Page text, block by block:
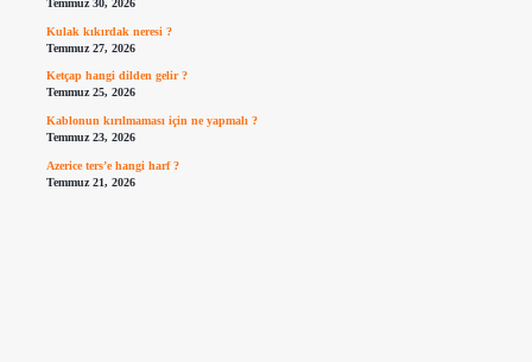
Temmuz 30, 2026
Kulak kıkırdak neresi ?
Temmuz 27, 2026
Ketçap hangi dilden gelir ?
Temmuz 25, 2026
Kablonun kırılmaması için ne yapmalı ?
Temmuz 23, 2026
Azerice ters’e hangi harf ?
Temmuz 21, 2026